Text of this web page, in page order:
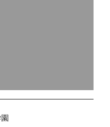
園